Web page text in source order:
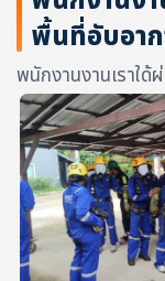
พื้นที่อับอา
พนักงานงานเราใ